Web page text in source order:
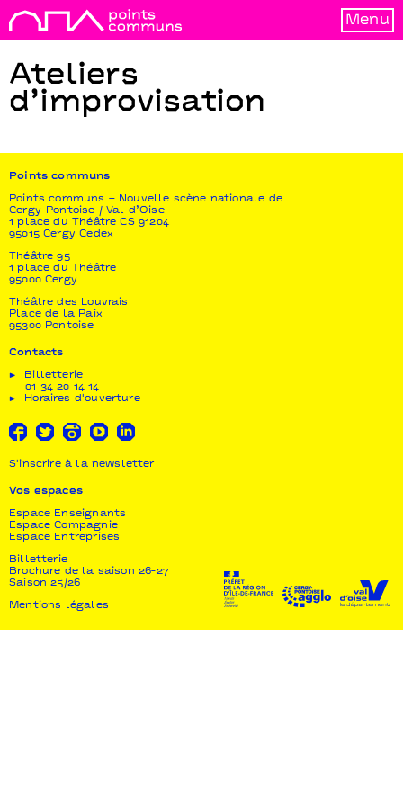
Menu
Ateliers
d’improvisation
Points communs
Points communs – Nouvelle scène nationale de
Cergy-Pontoise / Val d’Oise
1 place du Théâtre CS 91204
95015 Cergy Cedex
Théâtre 95
1 place du Théâtre
95000 Cergy
Théâtre des Louvrais
Place de la Paix
95300 Pontoise
Contacts
Billetterie
01 34 20 14 14
Horaires d'ouverture
S'inscrire à la newsletter
Vos espaces
Espace Enseignants
Espace Compagnie
Espace Entreprises
Billetterie
Brochure de la saison 26-27
Saison 25/26
Mentions légales